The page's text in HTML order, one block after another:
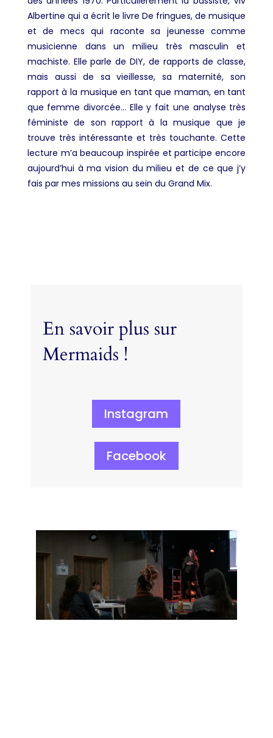
Albertine qui a écrit le livre De fringues, de musique
et de mecs qui raconte sa jeunesse comme
musicienne dans un milieu très masculin et
machiste. Elle parle de DIY, de rapports de classe,
mais aussi de sa vieillesse, sa maternité, son
rapport à la musique en tant que maman, en tant
que femme divorcée… Elle y fait une analyse très
féministe de son rapport à la musique que je
trouve très intéressante et très touchante. Cette
lecture m’a beaucoup inspirée et participe encore
aujourd’hui à ma vision du milieu et de ce que j’y
fais par mes missions au sein du Grand Mix.
En savoir plus sur
Mermaids !
Instagram
Facebook